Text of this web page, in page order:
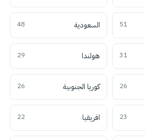
51 السعودية 48
31 هولندا 29
26 كوريا الجنوبية 26
23 افريقيا 22